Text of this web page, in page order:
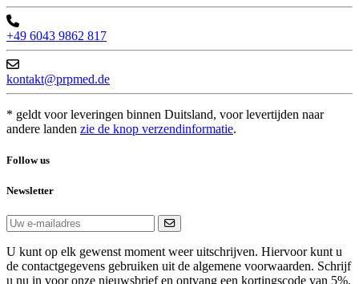
+49 6043 9862 817
kontakt@prpmed.de
* geldt voor leveringen binnen Duitsland, voor levertijden naar
andere landen zie de knop verzendinformatie.
Follow us
Newsletter
U kunt op elk gewenst moment weer uitschrijven. Hiervoor kunt u
de contactgegevens gebruiken uit de algemene voorwaarden. Schrijf
u nu in voor onze nieuwsbrief en ontvang een kortingscode van 5%.